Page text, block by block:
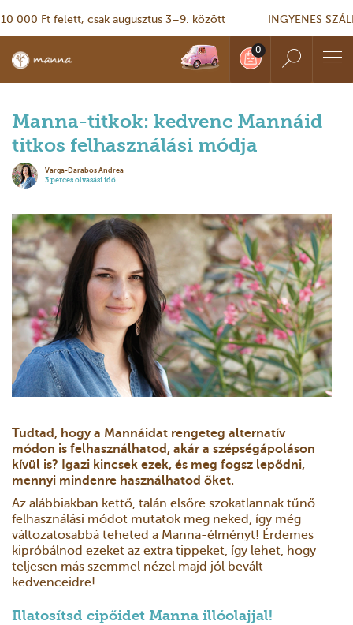
000 Ft felett, csak augusztus 3–9. között INGYENES
Manna-titkok: kedvenc Mannáid
titkos felhasználási módja
Varga-Darabos Andrea
3 perces olvasási idő
Tudtad, hogy a Mannáidat rengeteg alternatív
módon is felhasználhatod, akár a szépségápoláson
kívül is? Igazi kincsek ezek, és meg fogsz lepődni,
mennyi mindenre használhatod őket.
Az alábbiakban kettő, talán elsőre szokatlannak tűnő
felhasználási módot mutatok meg neked, így még
változatosabbá teheted a Manna-élményt! Érdemes
kipróbálnod ezeket az extra tippeket, így lehet, hogy
teljesen más szemmel nézel majd jól bevált
kedvenceidre!
Illatosítsd cipőidet Manna illóolajjal!